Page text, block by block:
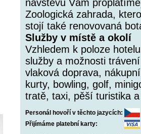
návštěvu Vám
Zoologická zahrada,
stojí také renovovaná
Služby v místě a okolí
Vzhledem k poloze
služby a možnosti
vlaková doprava,
kurty, bowling, golf,
tratě, taxi, pěší turistika
Personál hovoří v těchto jazycích:
Přijímáme platební karty: